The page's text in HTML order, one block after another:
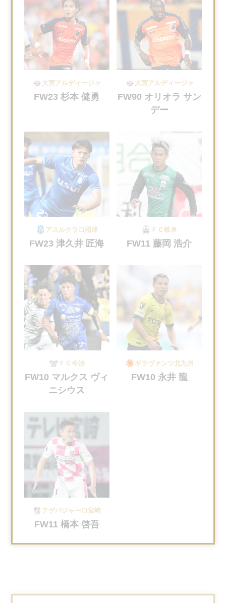
大宮アルディージャ
FW23 杉本 健勇
大宮アルディージャ
FW90 オリオラ サン
デー
アスルクラロ沼津
FW23 津久井 匠海
ＦＣ岐阜
FW11 藤岡 浩介
ＦＣ今治
FW10 マルクス ヴィ
ニシウス
ギラヴァンツ北九州
FW10 永井 龍
テゲバジャーロ宮崎
FW11 橋本 啓吾